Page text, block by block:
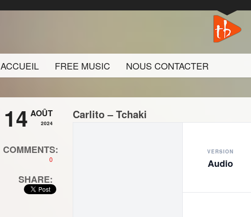
ACCUEIL FREE MUSIC NOUS CONTACTER
14 AOÛT
2024
COMMENTS:
0
SHARE:
Carlito – Tchaki
VERSION
Audio